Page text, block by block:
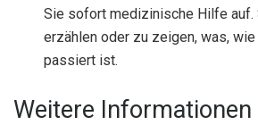
Sie sofort medizinische Hilfe auf.
erzählen oder zu zeigen, was,
passiert ist.
Weitere Informationen